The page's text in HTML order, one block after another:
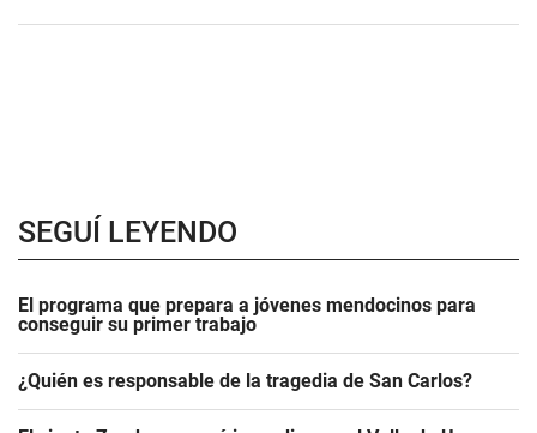
SEGUÍ LEYENDO
El programa que prepara a jóvenes mendocinos para
conseguir su primer trabajo
¿Quién es responsable de la tragedia de San Carlos?